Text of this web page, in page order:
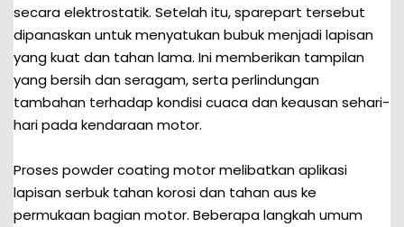
secara elektrostatik. Setelah itu, sparepart tersebut
dipanaskan untuk menyatukan bubuk menjadi lapisan
yang kuat dan tahan lama. Ini memberikan tampilan
yang bersih dan seragam, serta perlindungan
tambahan terhadap kondisi cuaca dan keausan sehari-
hari pada kendaraan motor.
Proses powder coating motor melibatkan aplikasi
lapisan serbuk tahan korosi dan tahan aus ke
permukaan bagian motor. Beberapa langkah umum